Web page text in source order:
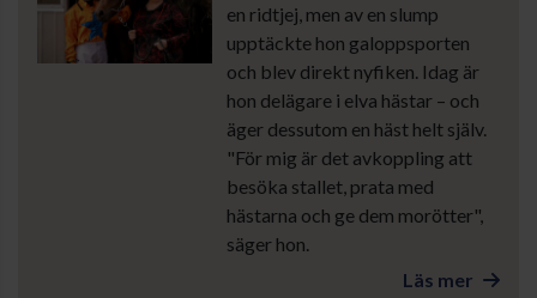
en ridtjej, men av en slump
upptäckte hon galoppsporten
och blev direkt nyfiken. Idag är
hon delägare i elva hästar – och
äger dessutom en häst helt själv.
"För mig är det avkoppling att
besöka stallet, prata med
hästarna och ge dem morötter",
säger hon.
Läs mer